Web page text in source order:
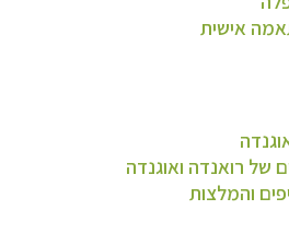
אישית
של רואנדה ואוגנדה
והמלצות